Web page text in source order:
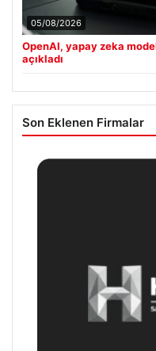
05/08/2026
OpenAI, yapay zeka
açıkladı
Son Eklenen Firmalar